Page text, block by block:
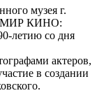
музея г.
«МИР КИНО:
летию со дня
актеров,
в создании